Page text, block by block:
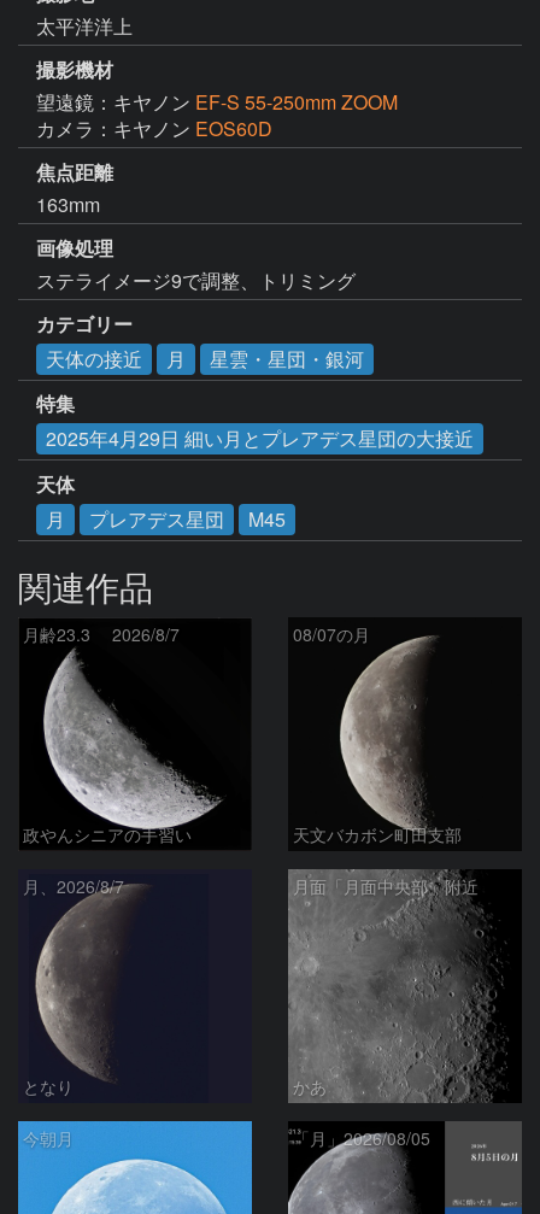
太平洋洋上
撮影機材
望遠鏡：キヤノン EF-S 55-250mm ZOOM
カメラ：キヤノン EOS60D
焦点距離
163mm
画像処理
ステライメージ9で調整、トリミング
カテゴリー
天体の接近
月
星雲・星団・銀河
特集
2025年4月29日 細い月とプレアデス星団の大接近
天体
月
プレアデス星団 M45
関連作品
月齢23.3 2026/8/7
政やんシニアの手習い
08/07の月
天文バカボン町田支部
月、2026/8/7
となり
月面「月面中央部」附近
かあ
今朝月 「月」2026/08/05